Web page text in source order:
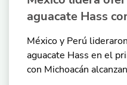
aguacate Hass
México y Perú
aguacate Hass en el
con Michoacán